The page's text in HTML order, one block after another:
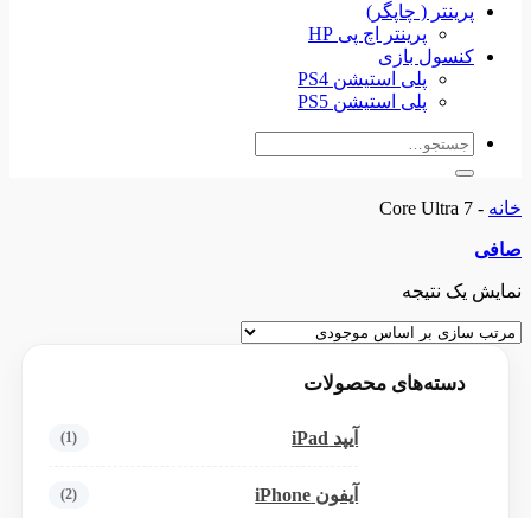
پرینتر ( چاپگر)
پرینتر اچ پی HP
کنسول بازی
پلی استیشن PS4
پلی استیشن PS5
جستجو
خانه -
Core Ultra 7
صافی
نمایش یک نتیجه
دسته‌های محصولات
آیپد iPad (1)
آیفون iPhone (2)